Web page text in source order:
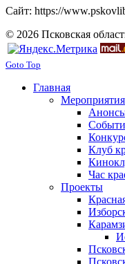
Сайт: https://
© 2026 Псковская
Goto Top
Главная
Мероприятия
Клуб
Час
Проекты